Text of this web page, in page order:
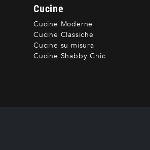
Cucine
Cucine Moderne
Cucine Classiche
Cucine su misura
Cucine Shabby Chic